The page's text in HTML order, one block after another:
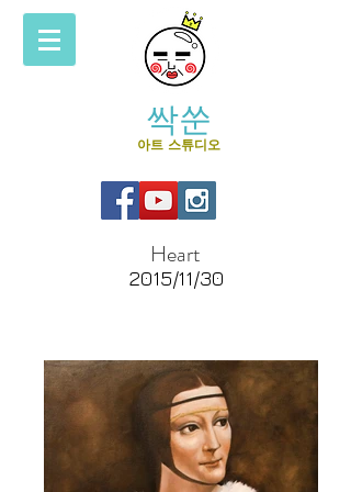
싹쑨
아트 스튜디오
Heart
2015/11/30